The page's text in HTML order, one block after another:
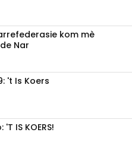
kom mè
Nar
't Is Koers
IS KOERS!